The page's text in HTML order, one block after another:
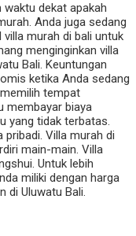
waktu dekat apakah
Anda juga sedang
villa murah di bali untuk
menginginkan villa
Bali. Keuntungan
ketika Anda sedang
tempat
membayar biaya
yang tidak terbatas.
pribadi. Villa murah di
main-main. Villa
Untuk lebih
miliki dengan harga
di Uluwatu Bali.